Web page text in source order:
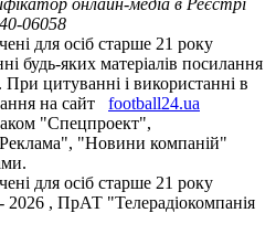
онлайн-медіа в Реєстрі
06058
для осіб старше 21 року
будь-яких матеріалів посилання
цитуванні і використанні в
на сайт
football24.ua
"Спецпроект",
"Новини компаній"
для осіб старше 21 року
2026 , ПрАТ "Телерадіокомпанія